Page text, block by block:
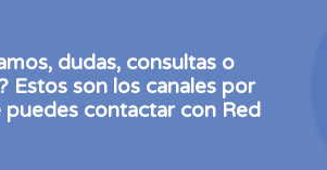
dudas, consultas o
Estos son los canales por
puedes contactar con Red